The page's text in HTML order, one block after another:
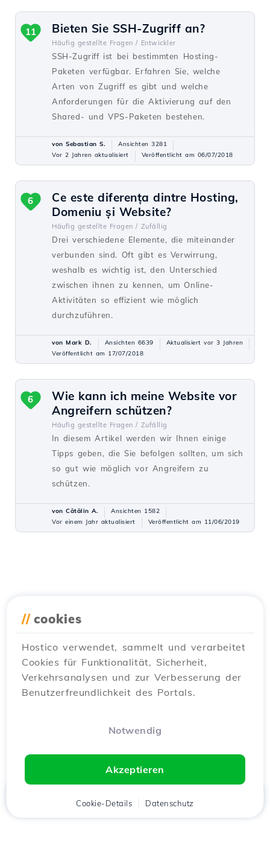
Bieten Sie SSH-Zugriff an?
Häufig gestellte Fragen / Entwickler
SSH-Zugriff ist bei bestimmten Hosting-
Paketen verfügbar. Erfahren Sie, welche
Arten von Zugriff es gibt und welche
Anforderungen für die Aktivierung auf den
Shared- und VPS-Paketen bestehen.
11
von Sebastian S.
Ansichten 3281
Vor 2 Jahren aktualisiert
Veröffentlicht am 06/07/2018
Ce este diferența dintre Hosting,
Domeniu și Website?
Häufig gestellte Fragen / Zufällig
Drei verschiedene Elemente, die miteinander
verbunden sind. Oft gibt es Verwirrung,
weshalb es wichtig ist, den Unterschied
zwischen ihnen zu kennen, um Online-
Aktivitäten so effizient wie möglich
durchzuführen.
6
von Mark D. Ansichten 6639
Aktualisiert vor 3 Jahren
Veröffentlicht am 17/07/2018
Wie kann ich meine Website vor
Angreifern schützen?
Häufig gestellte Fragen / Zufällig
In diesem Artikel werden wir Ihnen einige
Tipps geben, die Sie befolgen sollten, um sich
so gut wie möglich vor Angreifern zu
schützen.
6
von Cătălin A.
Ansichten 1582
Vor einem Jahr aktualisiert
Veröffentlicht am 11/06/2019
// cookies
Hostico verwendet, sammelt und verarbeitet
Cookies für Funktionalität, Sicherheit,
Verkehrsanalysen und zur Verbesserung der
Benutzerfreundlichkeit des Portals.
Notwendig
Akzeptieren
Cookie-Details Datenschutz
Kunde Warenkorb Chat